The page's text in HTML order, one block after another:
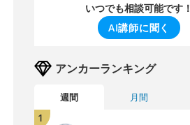
いつでも相談可能です！
AI講師に聞く
アンカーランキング
週間 月間
1